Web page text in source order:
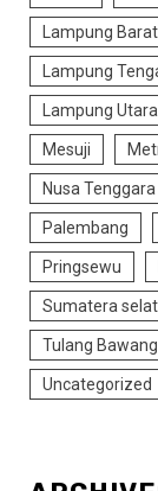
Lampung Barat
Lampung
Lampung Utara
Mesuji
Nusa
Palembang
Pringsewu
Sumatera
Tulang Bawang
Uncategorized